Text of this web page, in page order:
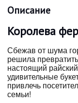
Описание
Королева
Сбежав от шума
решила
настоящий
удивительные
привлечь
семьи!